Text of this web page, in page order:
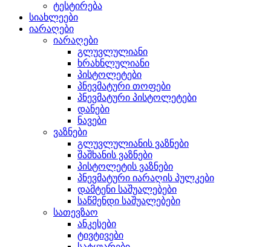
ტესტირება
სიახლეები
იარაღები
იარაღები
გლუვლულიანი
ხრახნლულიანი
პისტოლეტები
პნევმატური თოფები
პნევმატური პისტოლეტები
დანები
ნავები
ვაზნები
გლუვლულიანის ვაზნები
შაშხანის ვაზნები
პისტოლეტის ვაზნები
პნევმატური იარაღის პულკები
დამტენი საშუალებები
საწმენდი საშუალებები
სათევზაო
ანკესები
ტივტივები